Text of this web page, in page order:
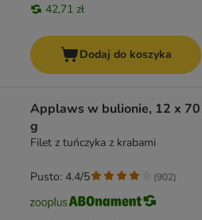
42,71 zł
Dodaj do koszyka
Applaws w bulionie, 12 x 70
g
Filet z tuńczyka z krabami
Pusto: 4.4/5 (902)